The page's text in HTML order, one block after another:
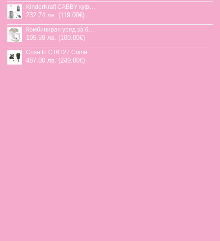
KinderKraft CABBY куфар със седалка
232.74 лв. (119.00€)
Комбиниран уред за бебешка храна Jane Chefkiss, 7 функции
195.59 лв. (100.00€)
Cosatto CT6127 Come and go 2 столче за кола HOGLET
487.00 лв. (249.00€)